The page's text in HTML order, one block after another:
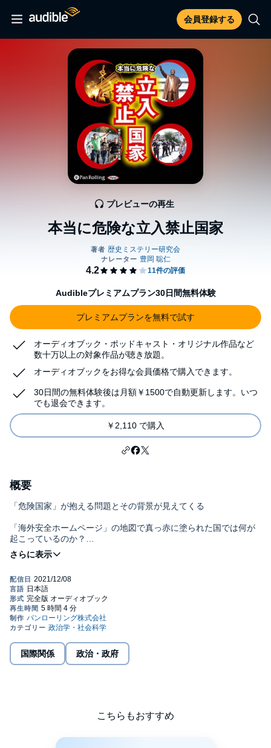
会員登録する
本当に危険な立入禁止国家
プレビューの再生
Audibleプレミアムプラン30日間無料体験
プレミアムプランを無料で試す
オーディオブック・ポッドキャスト・オリジナル作品など
数十万以上の対象作品が聴き放題。
オーディオブックをお得な会員価格で購入できます。
30日間の無料体験後は月額￥1500で自動更新します。いつ
でも退会できます。
￥2,110 で購入
概要
「危険国家」が抱える問題とその背景が見えてくる
「海外安全ホームページ」の地図で真っ赤に塗られた国では何が
起こっているのか？
世界地図を眺めると、この世界は広く、未知のロマンに満ちてい
るような気分になる。
ページ』のものだったらどうだろう。
地図上で黄色に塗られた「要注意」の国や、真っ赤に塗られた
「退避勧告」の国では、
一体何が起こっているのか？
Kenkyukai
国際関係 政治・政府
こちらもおすすめ